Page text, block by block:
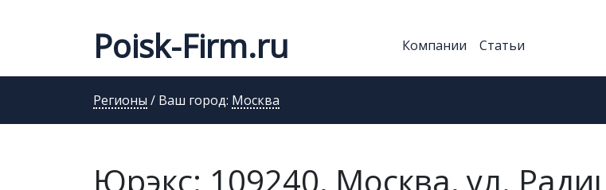
Poisk-Firm.ru Компании Статьи
Регионы / Ваш город: Москва
Юрэкс: 109240, Москва, ул.